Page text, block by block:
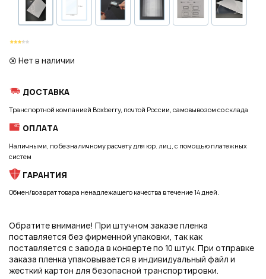
Нет в наличии
ДОСТАВКА
Транспортной компанией Boxberry, почтой России, самовывозом со склада
ОПЛАТА
Наличными, по безналичному расчету для юр. лиц, с помощью платежных
систем
ГАРАНТИЯ
Обмен/возврат товара ненадлежащего качества в течение 14 дней.
Обратите внимание! При штучном заказе пленка
поставляется без фирменной упаковки, так как
поставляется с завода в конверте по 10 штук. При отправке
заказа пленка упаковывается в индивидуальный файл и
жесткий картон для безопасной транспортировки.
ВОЙТИ ЧЕРЕЗ GOOGLE
Регистрация